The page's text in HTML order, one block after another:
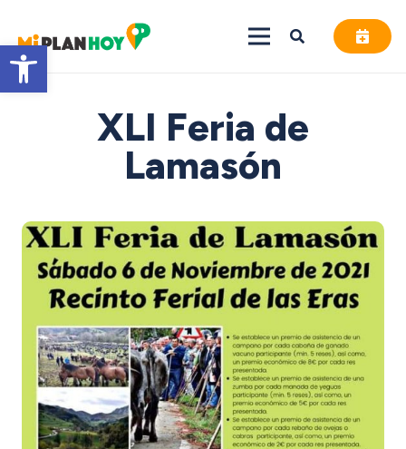
Abrir barra de herramientas
XLI Feria de
Lamasón